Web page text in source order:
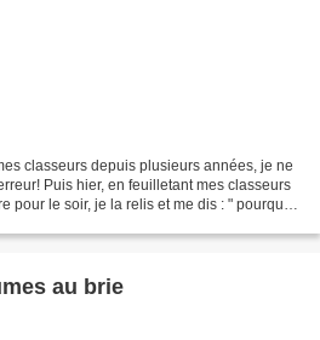
classeurs depuis plusieurs années, je ne
Puis hier, en feuilletant mes classeurs
pour le soir, je la relis et me dis : " pourquoi
au brie